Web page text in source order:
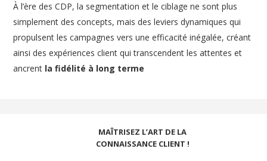
À l’ère des CDP, la segmentation et le ciblage ne sont plus
simplement des concepts, mais des leviers dynamiques qui
propulsent les campagnes vers une efficacité inégalée, créant
ainsi des expériences client qui transcendent les attentes et
ancrent la fidélité à long terme
MAÎTRISEZ L’ART DE LA
CONNAISSANCE CLIENT !